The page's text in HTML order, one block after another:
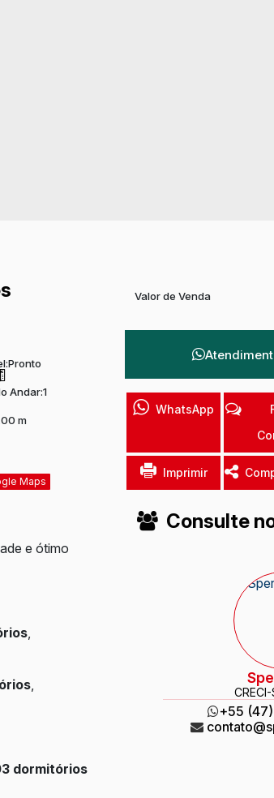
Pronto
Andar:1
m
Maps
e ótimo
,
,
dormitórios
Valor de Venda
WhatsApp
Imprimir
Consulte
CRECI-
+55